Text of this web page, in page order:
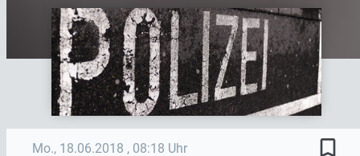
Mo., 18.06.2018 , 08:18 Uhr bookmark_border